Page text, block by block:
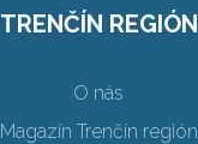
TRENČÍN REGIÓN
O nás
Magazín Trenčín región